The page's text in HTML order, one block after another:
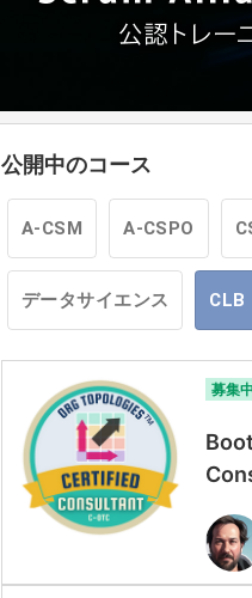
公開中のコース
A-CSM A-CSPO
データサイエンス CLB
募集中